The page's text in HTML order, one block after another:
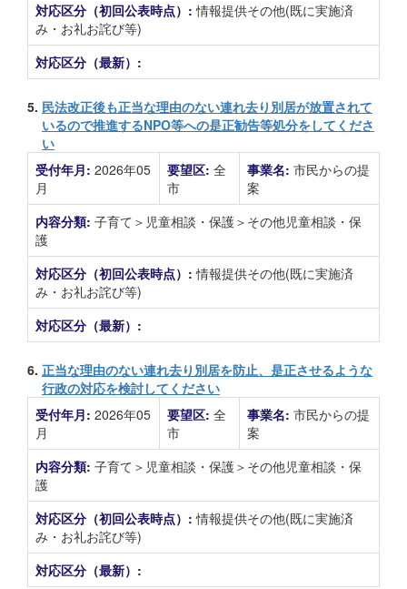
対応区分（初回公表時点）:情報提供その他(既に実施済
み・お礼お詫び等)
対応区分（最新）:
5. 民法改正後も正当な理由のない連れ去り別居が放置されて
いるので推進するNPO等への是正勧告等処分をしてくださ
い
受付年月: 2026年05
月
要望区: 全
市
事業名: 市民からの提
案
内容分類: 子育て＞児童相談・保護＞その他児童相談・保
護
対応区分（初回公表時点）:情報提供その他(既に実施済
み・お礼お詫び等)
対応区分（最新）:
6. 正当な理由のない連れ去り別居を防止、是正させるような
行政の対応を検討してください
受付年月: 2026年05
月
要望区: 全
市
事業名: 市民からの提
案
内容分類: 子育て＞児童相談・保護＞その他児童相談・保
護
対応区分（初回公表時点）:情報提供その他(既に実施済
み・お礼お詫び等)
対応区分（最新）: